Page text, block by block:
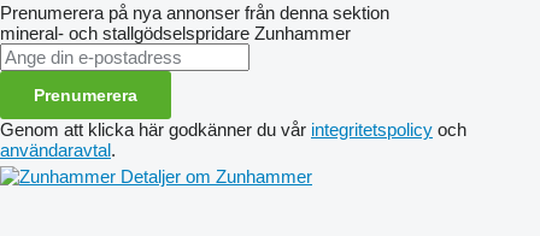
Prenumerera på nya annonser från denna sektion
mineral- och stallgödselspridare Zunhammer
Prenumerera
Genom att klicka här godkänner du vår integritetspolicy och
användaravtal.
Detaljer om Zunhammer